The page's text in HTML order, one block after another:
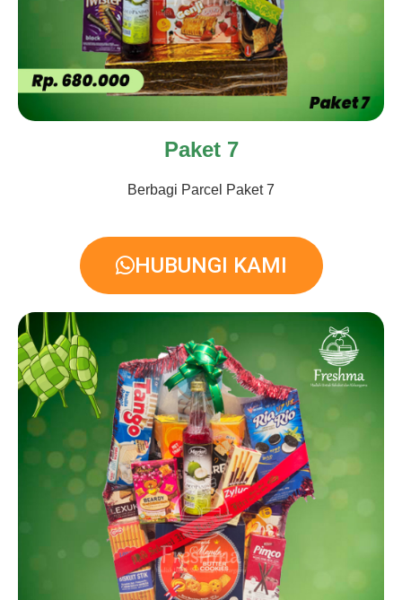
Paket 7
Berbagi Parcel Paket 7
HUBUNGI KAMI